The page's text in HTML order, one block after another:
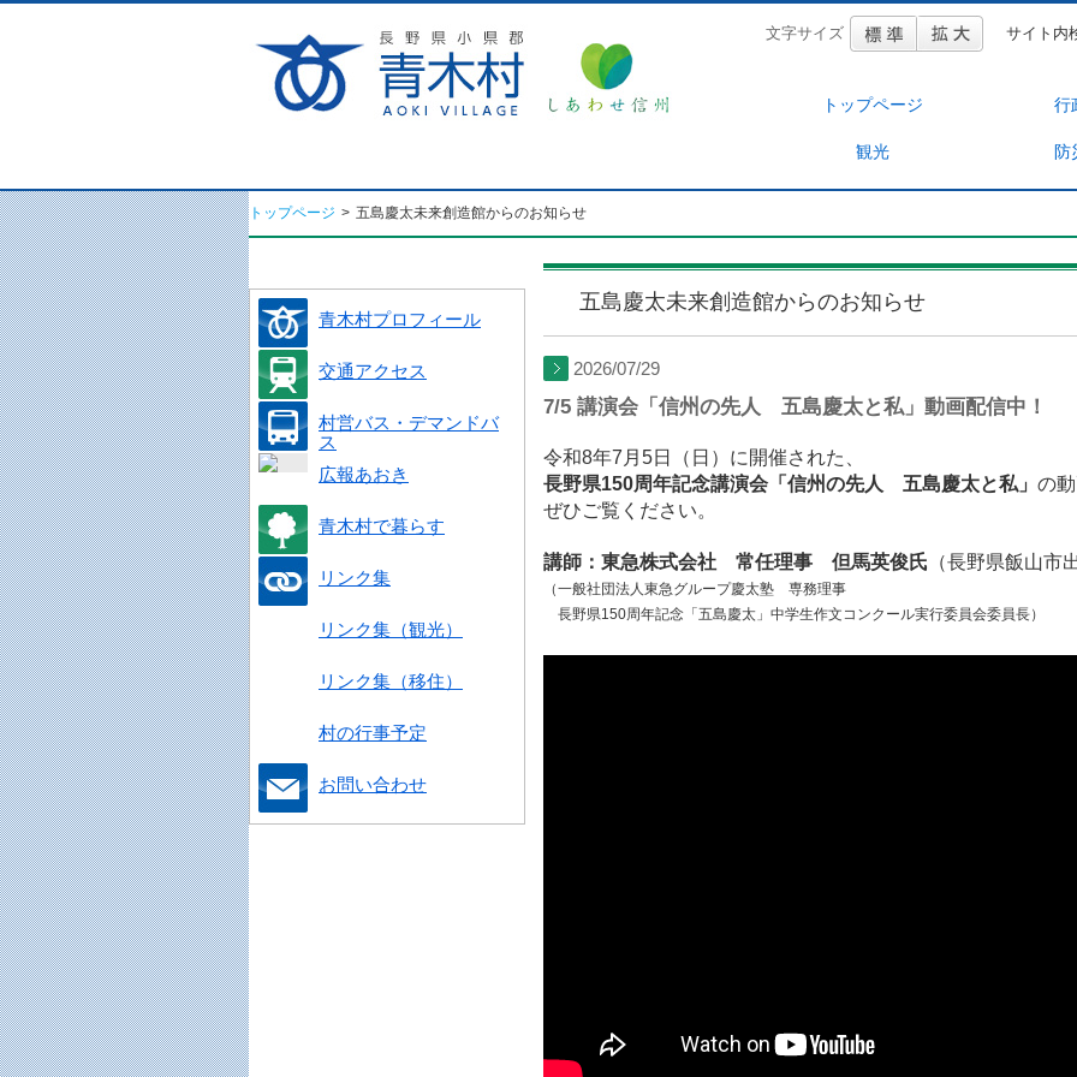
文字サイズ サイト内
トップページ 行
観光 防
トップページ > 五島慶太未来創造館からのお知らせ
青木村プロフィール
交通アクセス
村営バス・デマンドバ
ス
広報あおき
青木村で暮らす
リンク集
リンク集（観光）
リンク集（移住）
村の行事予定
お問い合わせ
五島慶太未来創造館からのお知らせ
2026/07/29
7/5 講演会「信州の先人 五島慶太と私」動画配信中！
令和8年7月5日（日）に開催された、
長野県150周年記念講演会「信州の先人 五島慶太と私」 の
ぜひご覧ください。
講師：東急株式会社 常任理事 但馬英俊氏 （長野県飯山市
（一般社団法人東急グループ慶太塾 専務理事
長野県150周年記念「五島慶太」中学生作文コンクール実行委員会委員長）